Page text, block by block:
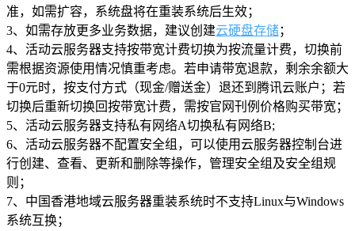
准，如需扩容，系统盘将在重装系统后生效；
3、如需存放更多业务数据，建议创建云硬盘存储；
4、活动云服务器支持按带宽计费切换为按流量计费，切换前
需根据资源使用情况慎重考虑。若申请带宽退款，剩余余额大
于0元时，按支付方式（现金/赠送金）退还到腾讯云账户；若
切换后重新切换回按带宽计费，需按官网刊例价格购买带宽；
5、活动云服务器支持私有网络A切换私有网络B;
6、活动云服务器不配置安全组，可以使用云服务器控制台进
行创建、查看、更新和删除等操作，管理安全组及安全组规
则；
7、中国香港地域云服务器重装系统时不支持Linux与Windows
系统互换；